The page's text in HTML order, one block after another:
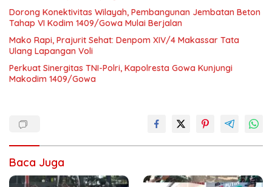
Dorong Konektivitas Wilayah, Pembangunan Jembatan Beton
Tahap VI Kodim 1409/Gowa Mulai Berjalan
Mako Rapi, Prajurit Sehat: Denpom XIV/4 Makassar Tata
Ulang Lapangan Voli
Perkuat Sinergitas TNI-Polri, Kapolresta Gowa Kunjungi
Makodim 1409/Gowa
Baca Juga